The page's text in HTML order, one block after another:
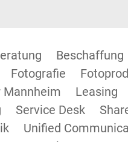
Beschaffung
Fotografie
Leasing
Service Desk
Unified